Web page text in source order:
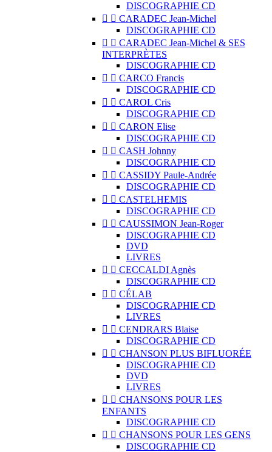
DISCOGRAPHIE CD
  CARADEC Jean-Michel
DISCOGRAPHIE CD
  CARADEC Jean-Michel & SES
INTERPRÈTES
DISCOGRAPHIE CD
  CARCO Francis
DISCOGRAPHIE CD
  CAROL Cris
DISCOGRAPHIE CD
  CARON Elise
DISCOGRAPHIE CD
  CASH Johnny
DISCOGRAPHIE CD
  CASSIDY Paule-Andrée
DISCOGRAPHIE CD
  CASTELHEMIS
DISCOGRAPHIE CD
  CAUSSIMON Jean-Roger
DISCOGRAPHIE CD
DVD
LIVRES
  CECCALDI Agnès
DISCOGRAPHIE CD
  CÉLAB
DISCOGRAPHIE CD
LIVRES
  CENDRARS Blaise
DISCOGRAPHIE CD
  CHANSON PLUS BIFLUORÉE
DISCOGRAPHIE CD
DVD
LIVRES
  CHANSONS POUR LES
ENFANTS
DISCOGRAPHIE CD
  CHANSONS POUR LES GENS
DISCOGRAPHIE CD